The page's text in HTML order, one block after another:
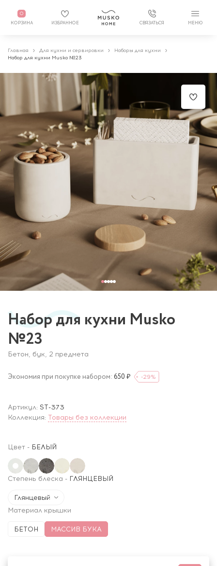
0
КОРЗИНА ИЗБРАННОЕ СВЯЗАТЬСЯ МЕНЮ
Главная Для кухни и сервировки
Наборы для кухни
Набор для кухни Musko №23
Набор для кухни Musko
№23
Бетон, бук, 2 предмета
Экономия при покупке набором: 650 ₽ -29%
Артикул: ST-373
Коллекция: Товары без коллекции
Цвет - БЕЛЫЙ
Степень блеска - ГЛЯНЦЕВЫЙ
Глянцевый
Материал крышки
БЕТОН МАССИВ БУКА